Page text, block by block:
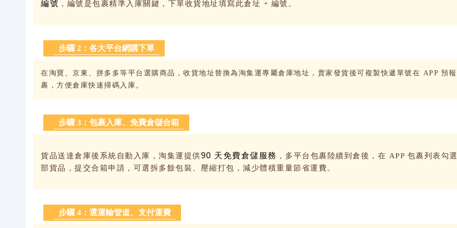
編號 ，編號是包裹精準入庫關鍵，下單收貨地址填寫此倉址 + 編號。
步驟 2：各大平台網購下單
在淘寶、京東、拼多多等平台選購商品，收貨地址替換為淘集運專屬倉庫地址，賣家發貨後可複製快遞單號在 APP 預
裹，方便倉庫快速掃碼入庫。
步驟 3：包裹入庫、免費倉儲合箱
貨品送達倉庫後系統自動入庫，淘集運提供90 天免費倉儲服務 ，多平台包裹陸續到倉後，在 APP 包裹列表勾
部貨品，提交合箱申請，可選拆多餘包裝、壓縮打包，減少體積重量節省運費。
步驟 4：選運輸管道、支付運費